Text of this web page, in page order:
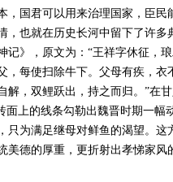
，国君可以用来治理国家，臣民
也就在历史长河中留下了许多
记》，原文为：“王祥字休征，
每使扫除牛下。父母有疾，衣
解，双鲤跃出，持之而归。”在
面上的线条勾勒出魏晋时期一幅
只为满足继母对鲜鱼的渴望。这
德的厚重，更折射出孝悌家风